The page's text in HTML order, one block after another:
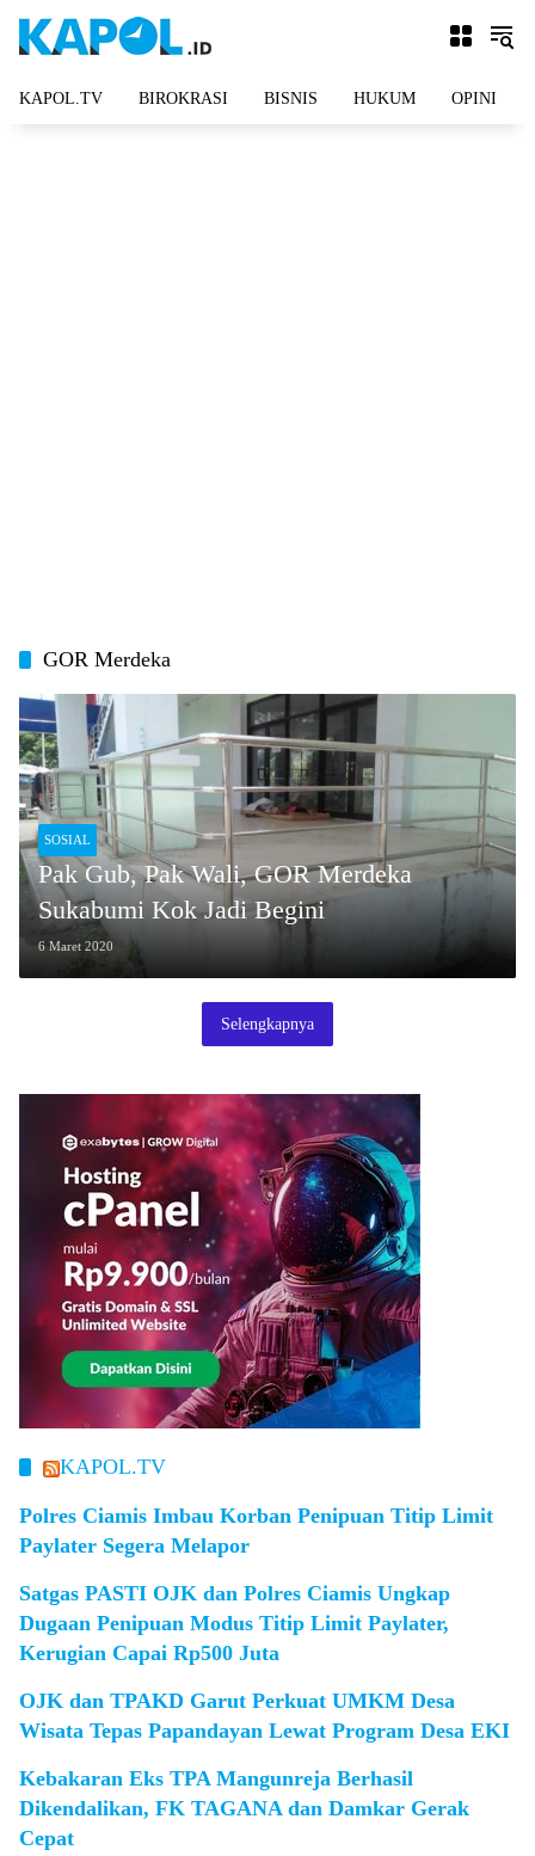
KAPOL.TV BIROKRASI BISNIS HUKUM OPINI
GOR Merdeka
SOSIAL
Pak Gub, Pak Wali, GOR Merdeka
Sukabumi Kok Jadi Begini
6 Maret 2020
Selengkapnya
KAPOL.TV
Polres Ciamis Imbau Korban Penipuan Titip Limit
Paylater Segera Melapor
Satgas PASTI OJK dan Polres Ciamis Ungkap
Dugaan Penipuan Modus Titip Limit Paylater,
Kerugian Capai Rp500 Juta
OJK dan TPAKD Garut Perkuat UMKM Desa
Wisata Tepas Papandayan Lewat Program Desa EKI
Kebakaran Eks TPA Mangunreja Berhasil
Dikendalikan, FK TAGANA dan Damkar Gerak
Cepat